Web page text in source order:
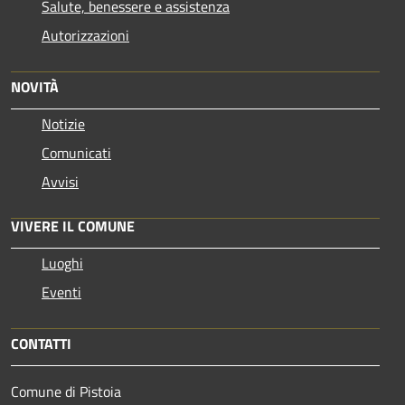
Salute, benessere e assistenza
Autorizzazioni
NOVITÀ
Notizie
Comunicati
Avvisi
VIVERE IL COMUNE
Luoghi
Eventi
CONTATTI
Comune di Pistoia